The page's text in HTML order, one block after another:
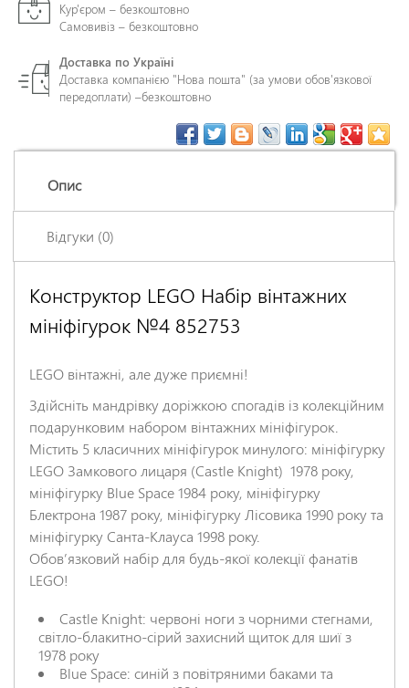
Кур'єром – безкоштовно
Самовивіз – безкоштовно
Доставка по Україні
Доставка компанією "Нова пошта" (за умови обов'язкової
передоплати) –безкоштовно
Опис
Відгуки (0)
Конструктор LEGO Набір вінтажних
мініфігурок №4 852753
LEGO вінтажні, але дуже приємні!
Здійсніть мандрівку доріжкою спогадів із колекційним
подарунковим набором вінтажних мініфігурок.
Містить 5 класичних мініфігурок минулого: мініфігурку
LEGO Замкового лицаря (Castle Knight) 1978 року,
мініфігурку Blue Space 1984 року, мініфігурку
Блектрона 1987 року, мініфігурку Лісовика 1990 року та
мініфігурку Санта-Клауса 1998 року.
Обов’язковий набір для будь-якої колекції фанатів
LEGO!
Castle Knight: червоні ноги з чорними стегнами,
світло-блакитно-сірий захисний щиток для шиї з
1978 року
Blue Space: синій з повітряними баками та
Залишіть відгук про цей товар першими
*
Ім'я
*
Відгук
НАДІСЛАТИ ВІДГУК